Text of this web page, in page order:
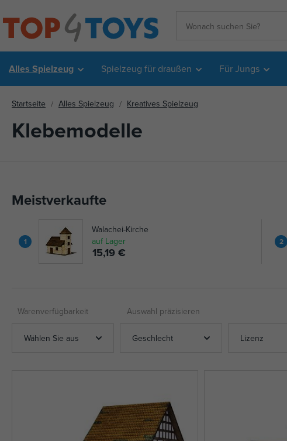
Alles Spielzeug Spielzeug für draußen Für Jungs
Startseite Alles Spielzeug Kreatives Spielzeug
Klebemodelle
Meistverkaufte
1
Walachei-Kirche
auf Lager
15,19 €
2
Warenverfügbarkeit Auswahl präzisieren
Wählen Sie aus Geschlecht Lizenz